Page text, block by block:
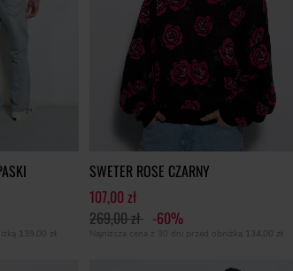
139,00 zł
SWETER ROSE CZARNY
107,00 zł
269,00 zł -60%
Najniższa cena z 30 dni przed obniżką 134,00 zł